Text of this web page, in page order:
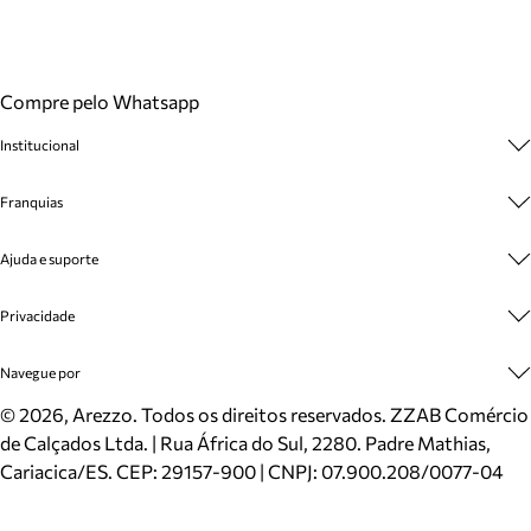
Compre pelo Whatsapp
Institucional
Cashback
Venda Corporativa
Mapa do Site
Inverno
Mundo Arezzo
Franquias
Plano de Negócio
Ajuda e suporte
Cadastro
Meus Pedidos
Trocas e Devoluções
Cartão Presente
Localizador de lojas
Privacidade
Politica e Privacidade
Navegue por
Sapatos
Bolsas
Scarpins
©2026, Arezzo. Todos os direitos reservados. ZZAB Comércio
de Calçados Ltda. | Rua África do Sul, 2280. Padre Mathias,
Cariacica/ES. CEP: 29157-900 | CNPJ: 07.900.208/0077-04